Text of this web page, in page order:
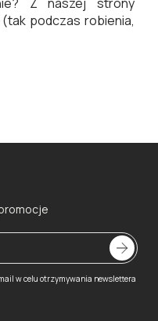
podczas robienia,
w celu otrzymywania newslettera